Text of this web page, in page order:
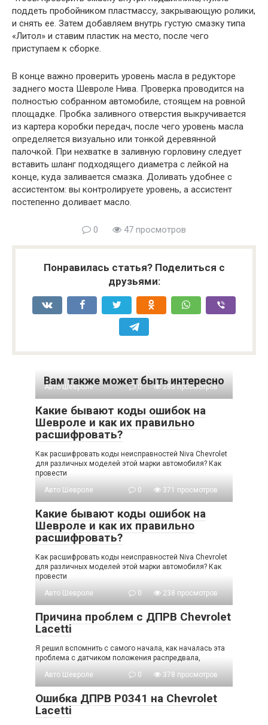
поддеть пробойником пластмассу, закрывающую ролики,
и снять ее. Затем добавляем внутрь густую смазку типа
«Литол» и ставим пластик на место, после чего
приступаем к сборке.
В конце важно проверить уровень масла в редукторе
заднего моста Шевроле Нива. Проверка проводится на
полностью собранном автомобиле, стоящем на ровной
площадке. Пробка заливного отверстия выкручивается
из картера коробки передач, после чего уровень масла
определяется визуально или тонкой деревянной
палочкой. При нехватке в заливную горловину следует
вставить шланг подходящего диаметра с лейкой на
конце, куда заливается смазка. Доливать удобнее с
ассистентом: вы контролируете уровень, а ассистент
постепенно доливает масло.
0 47 просмотров
Понравилась статья? Поделиться с
друзьями:
Вам также может быть интересно
Авто Шевроле 0 285 просмотров
Какие бывают коды ошибок на
Шевроле и как их правильно
расшифровать?
Как расшифровать коды неисправностей Niva Chevrolet
для различных моделей этой марки автомобиля? Как
провести
Авто Шевроле
0 371 просмотров
Какие бывают коды ошибок на
Шевроле и как их правильно
расшифровать?
Как расшифровать коды неисправностей Niva Chevrolet
для различных моделей этой марки автомобиля? Как
провести
Авто Шевроле
0 238 просмотров
Причина проблем с ДПРВ Chevrolet
Lacetti
Я решил вспомнить с самого начала, как началась эта
проблема с датчиком положения распредвала,
Авто Шевроле
0 378 просмотров
Ошибка ДПРВ P0341 на Chevrolet
Lacetti